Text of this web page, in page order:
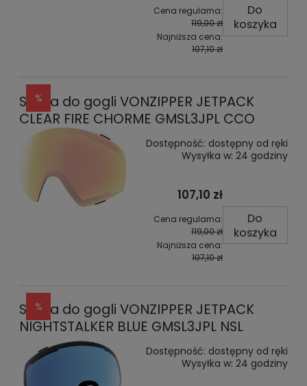
Cena regularna:
119,00 zł
Najniższa cena:
107,10 zł
Do
koszyka
Szyba do gogli VONZIPPER JETPACK
CLEAR FIRE CHORME GMSL3JPL CCO
Dostępność: dostępny od ręki
Wysyłka w: 24 godziny
107,10 zł
Cena regularna:
119,00 zł
Najniższa cena:
107,10 zł
Do
koszyka
Szyba do gogli VONZIPPER JETPACK
NIGHTSTALKER BLUE GMSL3JPL NSL
Dostępność: dostępny od ręki
Wysyłka w: 24 godziny